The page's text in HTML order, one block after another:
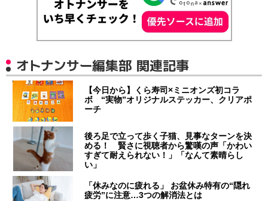
オトナンサー編集部 関連記事
【今日から】くら寿司×ミニオンズ初コラ
ボ “実物”オリジナルステッカー、クリアポ
ーチ
後ろ足で立って歩く子猫、見事なターンを決
める！ 賢さに視聴者から驚嘆の声「かわい
すぎて耐えられない！」「なんて素晴らし
い」
「休みなのに疲れる」 お盆休み特有の“隠れ
疲労”に注意…3つの解消法とは